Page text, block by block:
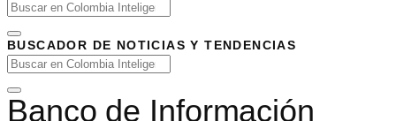
BUSCADOR DE NOTICIAS Y TENDENCIAS
Banco de Información